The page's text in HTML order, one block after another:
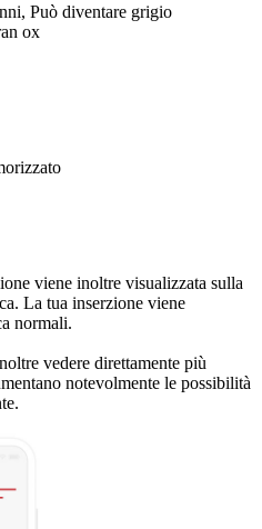
Può diventare grigio
ox
viene inoltre visualizzata sulla
La tua inserzione viene
normali.
vedere direttamente più
notevolmente le possibilità